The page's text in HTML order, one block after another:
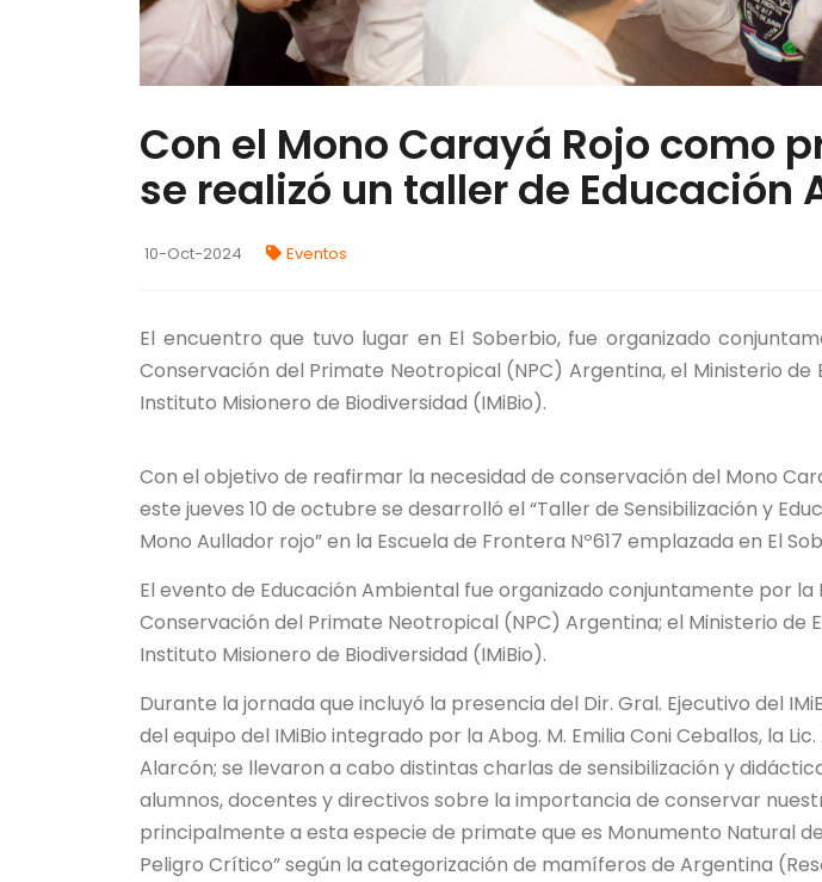
Con el Mono Carayá Rojo como
se realizó un taller de Educación
10-Oct-2024 Eventos
El encuentro que tuvo lugar en El Soberbio, fue organizado
Conservación del Primate Neotropical (NPC) Argentina, el Ministerio de
Instituto Misionero de Biodiversidad (IMiBio).
Con el objetivo de reafirmar la necesidad de conservación del Mono
este jueves 10 de octubre se desarrolló el “Taller de Sensibilización y
Mono Aullador rojo” en la Escuela de Frontera Nº617 emplazada en El
El evento de Educación Ambiental fue organizado conjuntamente por la
Conservación del Primate Neotropical (NPC) Argentina; el Ministerio de
Instituto Misionero de Biodiversidad (IMiBio).
Durante la jornada que incluyó la presencia del Dir. Gral. Ejecutivo del
del equipo del IMiBio integrado por la Abog. M. Emilia Coni Ceballos, la
Alarcón; se llevaron a cabo distintas charlas de sensibilización y
alumnos, docentes y directivos sobre la importancia de conservar
principalmente a esta especie de primate que es Monumento Natural
Peligro Crítico” según la categorización de mamíferos de Argentina